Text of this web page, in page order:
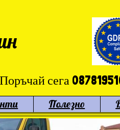
Поръчай сега
Полезно